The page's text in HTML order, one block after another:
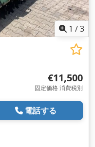
1 /3
€11,500
固定価格 消費税別
電話する